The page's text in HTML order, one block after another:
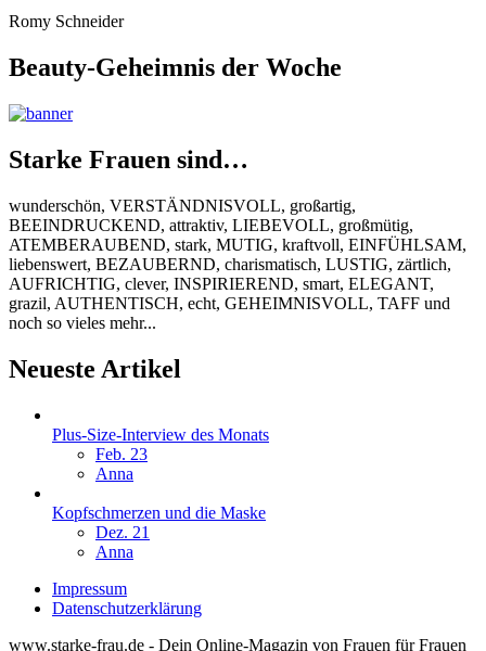
Romy Schneider
Beauty-Geheimnis der Woche
Starke Frauen sind…
wunderschön, VERSTÄNDNISVOLL, großartig,
BEEINDRUCKEND, attraktiv, LIEBEVOLL, großmütig,
ATEMBERAUBEND, stark, MUTIG, kraftvoll, EINFÜHLSAM,
liebenswert, BEZAUBERND, charismatisch, LUSTIG, zärtlich,
AUFRICHTIG, clever, INSPIRIEREND, smart, ELEGANT,
grazil, AUTHENTISCH, echt, GEHEIMNISVOLL, TAFF und
noch so vieles mehr...
Neueste Artikel
Plus-Size-Interview des Monats
Feb. 23
Anna
Kopfschmerzen und die Maske
Dez. 21
Anna
Impressum
Datenschutzerklärung
www.starke-frau.de - Dein Online-Magazin von Frauen für Frauen